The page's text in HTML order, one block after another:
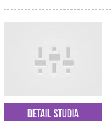
Detail studia